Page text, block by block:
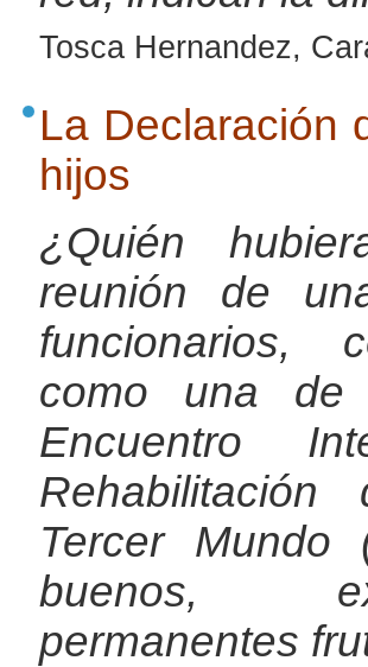
Tosca Hernandez,
La Declaración
hijos
¿Quién
reunión de
funcionarios,
como una de
Encuentro
Tercer
buenos,
permanentes